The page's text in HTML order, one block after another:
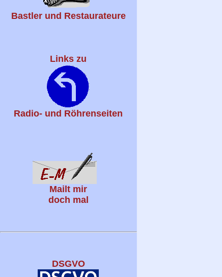
Bastler und Restaurateure
Links zu
Radio- und Röhrenseiten
Mailt mir
doch mal
DSGVO